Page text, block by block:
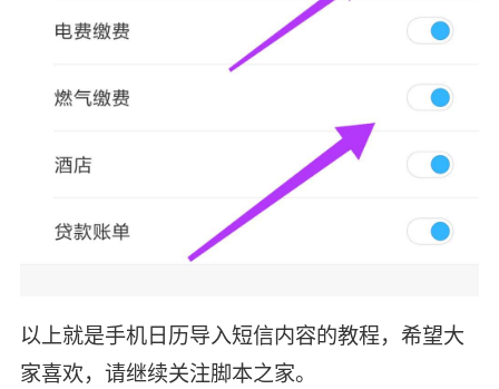
以上就是手机日历导入短信内容的教程，希望大
家喜欢，请继续关注脚本之家。